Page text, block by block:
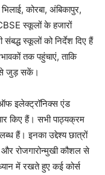
कोरबा, अंबिकापुर,
स्कूलों के हजारों
संबद्ध स्कूलों को निर्देश दिए हैं
तक पहुंचाएं, ताकि
से जुड़ सकें।
इलेक्ट्रॉनिक्स एंड
किए हैं। सभी पाठ्यक्रम
हैं। इनका उद्देश्य छात्रों
रोजगारोन्मुखी कौशल से
ध्यान में रखते हुए कई कोर्स